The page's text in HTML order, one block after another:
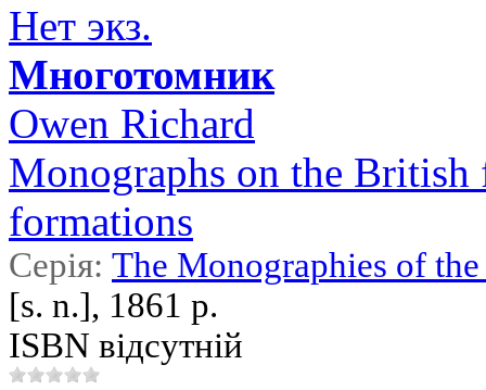
Нет экз.
Многотомник
Owen Richard
Monographs on the
formations
Серія: The Monographies of
[s. n.], 1861 р.
ISBN відсутній